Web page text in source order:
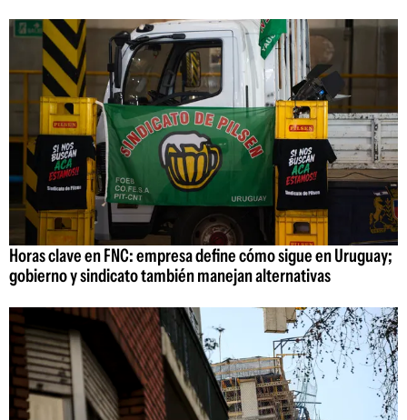
Horas clave en FNC: empresa define cómo sigue en Uruguay;
gobierno y sindicato también manejan alternativas